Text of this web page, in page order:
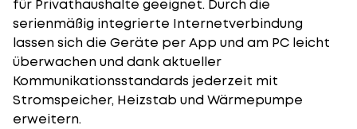
für Privathaushalte geeignet. Durch die
serienmäßig integrierte Internetverbindung
lassen sich die Geräte per App und am PC leicht
überwachen und dank aktueller
Kommunikationsstandards jederzeit mit
Stromspeicher, Heizstab und Wärmepumpe
erweitern.